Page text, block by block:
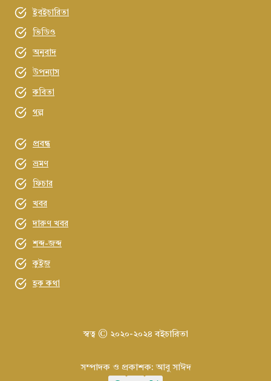
ইবইচারিতা
ভিডিও
অনুবাদ
উপন্যাস
কবিতা
গল্প
প্রবন্ধ
ভ্রমণ
ফিচার
খবর
দারুণ খবর
শব্দ-জব্দ
কুইজ
হক কথা
স্বত্ব © ২০২০-২০২৪ বইচারিতা
সম্পাদক ও প্রকাশক: আবু সাঈদ